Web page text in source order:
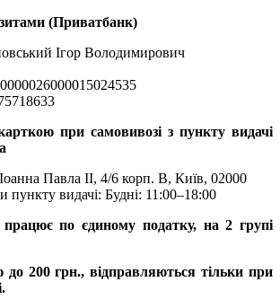
(Приватбанк)
Ігор Володимирович
при самовивозі з пункту видачі
Павла II, 4/6 корп. В, Київ, 02000
пункту видачі: Будні: 11:00–18:00
по єдиному податку, на 2 групі
до 200 грн., відправляються тільки при